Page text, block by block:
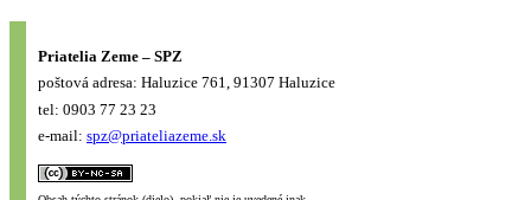
Priatelia Zeme – SPZ
poštová adresa: Haluzice 761, 91307 Haluzice
tel: 0903 77 23 23
e-mail: spz@priateliazeme.sk